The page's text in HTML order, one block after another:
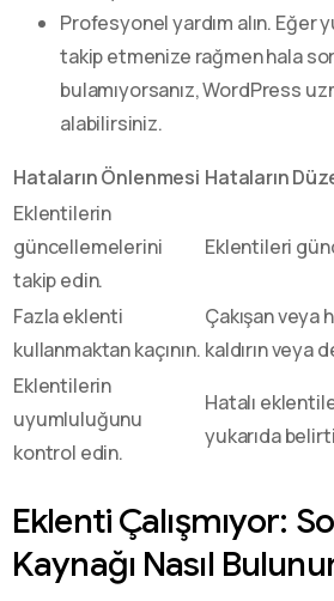
Profesyonel yardım alın. Eğer
takip etmenize rağmen hala
bulamıyorsanız, WordPress
alabilirsiniz.
Hataların Önlenmesi Hataların
Eklentilerin
güncellemelerini
takip edin.
Eklentileri
Fazla eklenti
kullanmaktan kaçının.
Çakışan veya
kaldırın veya
Eklentilerin
uyumluluğunu
kontrol edin.
Hatalı
yukarıda
Eklenti Çalışmıyor:
Kaynağı Nasıl